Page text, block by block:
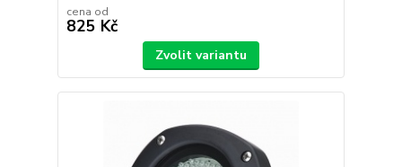
cena od
825 Kč
Zvolit variantu